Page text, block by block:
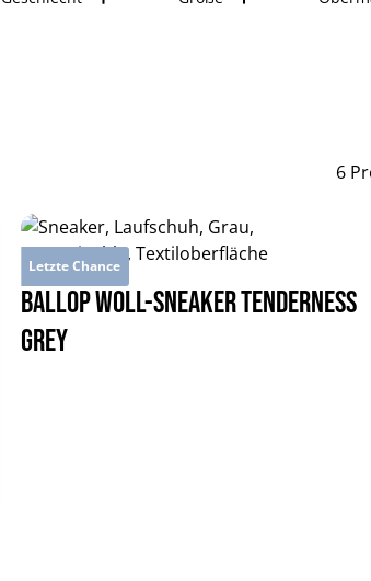
6
Letzte Chance
BALLOP Woll-Sneaker Tenderness
grey